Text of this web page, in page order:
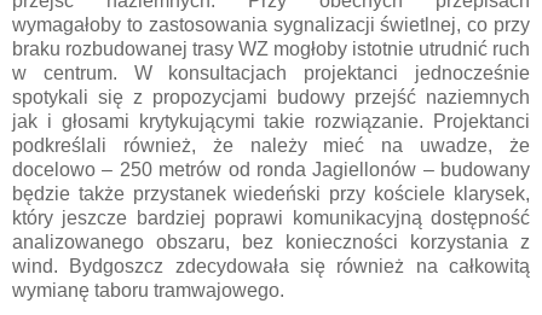
wymagałoby to zastosowania sygnalizacji świetlnej, co przy
braku rozbudowanej trasy WZ mogłoby istotnie utrudnić ruch
w centrum. W konsultacjach projektanci jednocześnie
spotykali się z propozycjami budowy przejść naziemnych
jak i głosami krytykującymi takie rozwiązanie. Projektanci
podkreślali również, że należy mieć na uwadze, że
docelowo – 250 metrów od ronda Jagiellonów – budowany
będzie także przystanek wiedeński przy kościele klarysek,
który jeszcze bardziej poprawi komunikacyjną dostępność
analizowanego obszaru, bez konieczności korzystania z
wind. Bydgoszcz zdecydowała się również na całkowitą
wymianę taboru tramwajowego.